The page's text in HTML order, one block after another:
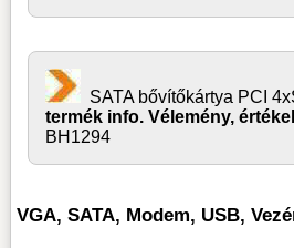
SATA bővítőkártya PCI
termék info. Vélemény,
BH1294
VGA, SATA, Modem, USB,